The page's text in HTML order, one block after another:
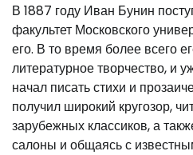
В 1887 году Иван Бунин
факультет Московского
его. В то время более всего
литературное творчество, и
начал писать стихи и
получил широкий кругозор,
зарубежных классиков, а
салоны и общаясь с